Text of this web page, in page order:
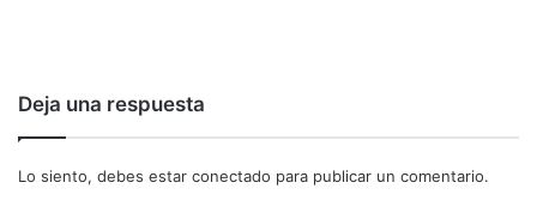
Deja una respuesta
Lo siento, debes estar conectado para publicar un comentario.